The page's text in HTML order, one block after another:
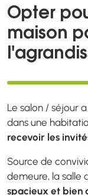
Opter
maison
Le salon / séjour
dans une
recevoir les
Source de
demeure, la salle
spacieux et bien